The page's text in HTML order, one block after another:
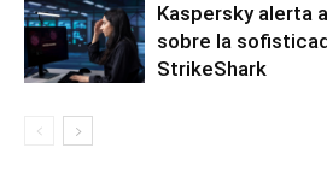
Kaspersky alerta
sobre la
StrikeShark